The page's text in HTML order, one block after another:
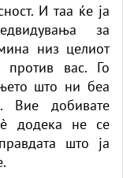
И таа ќе ја
за
низ целиот
против вас. Го
што ни беа
Вие добивате
додека не се
што ја